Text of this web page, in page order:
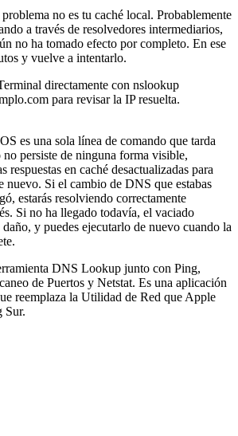
no es tu caché local. Probablemente
a través de resolvedores intermediarios,
no ha tomado efecto por completo. En ese
y vuelve a intentarlo.
directamente con nslookup
para revisar la IP resuelta.
es una sola línea de comando que tarda
persiste de ninguna forma visible,
respuestas en caché desactualizadas para
nuevo. Si el cambio de DNS que estabas
estarás resolviendo correctamente
Si no ha llegado todavía, el vaciado
y puedes ejecutarlo de nuevo cuando la
DNS Lookup junto con Ping,
de Puertos y Netstat. Es una aplicación
reemplaza la Utilidad de Red que Apple
Sur.